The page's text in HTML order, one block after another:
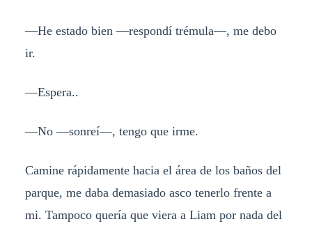
—He estado bien —respondí trémula—, me debo
ir.
—Espera..
—No —sonreí—, tengo que irme.
Camine rápidamente hacia el área de los baños del
parque, me daba demasiado asco tenerlo frente a
mi. Tampoco quería que viera a Liam por nada del